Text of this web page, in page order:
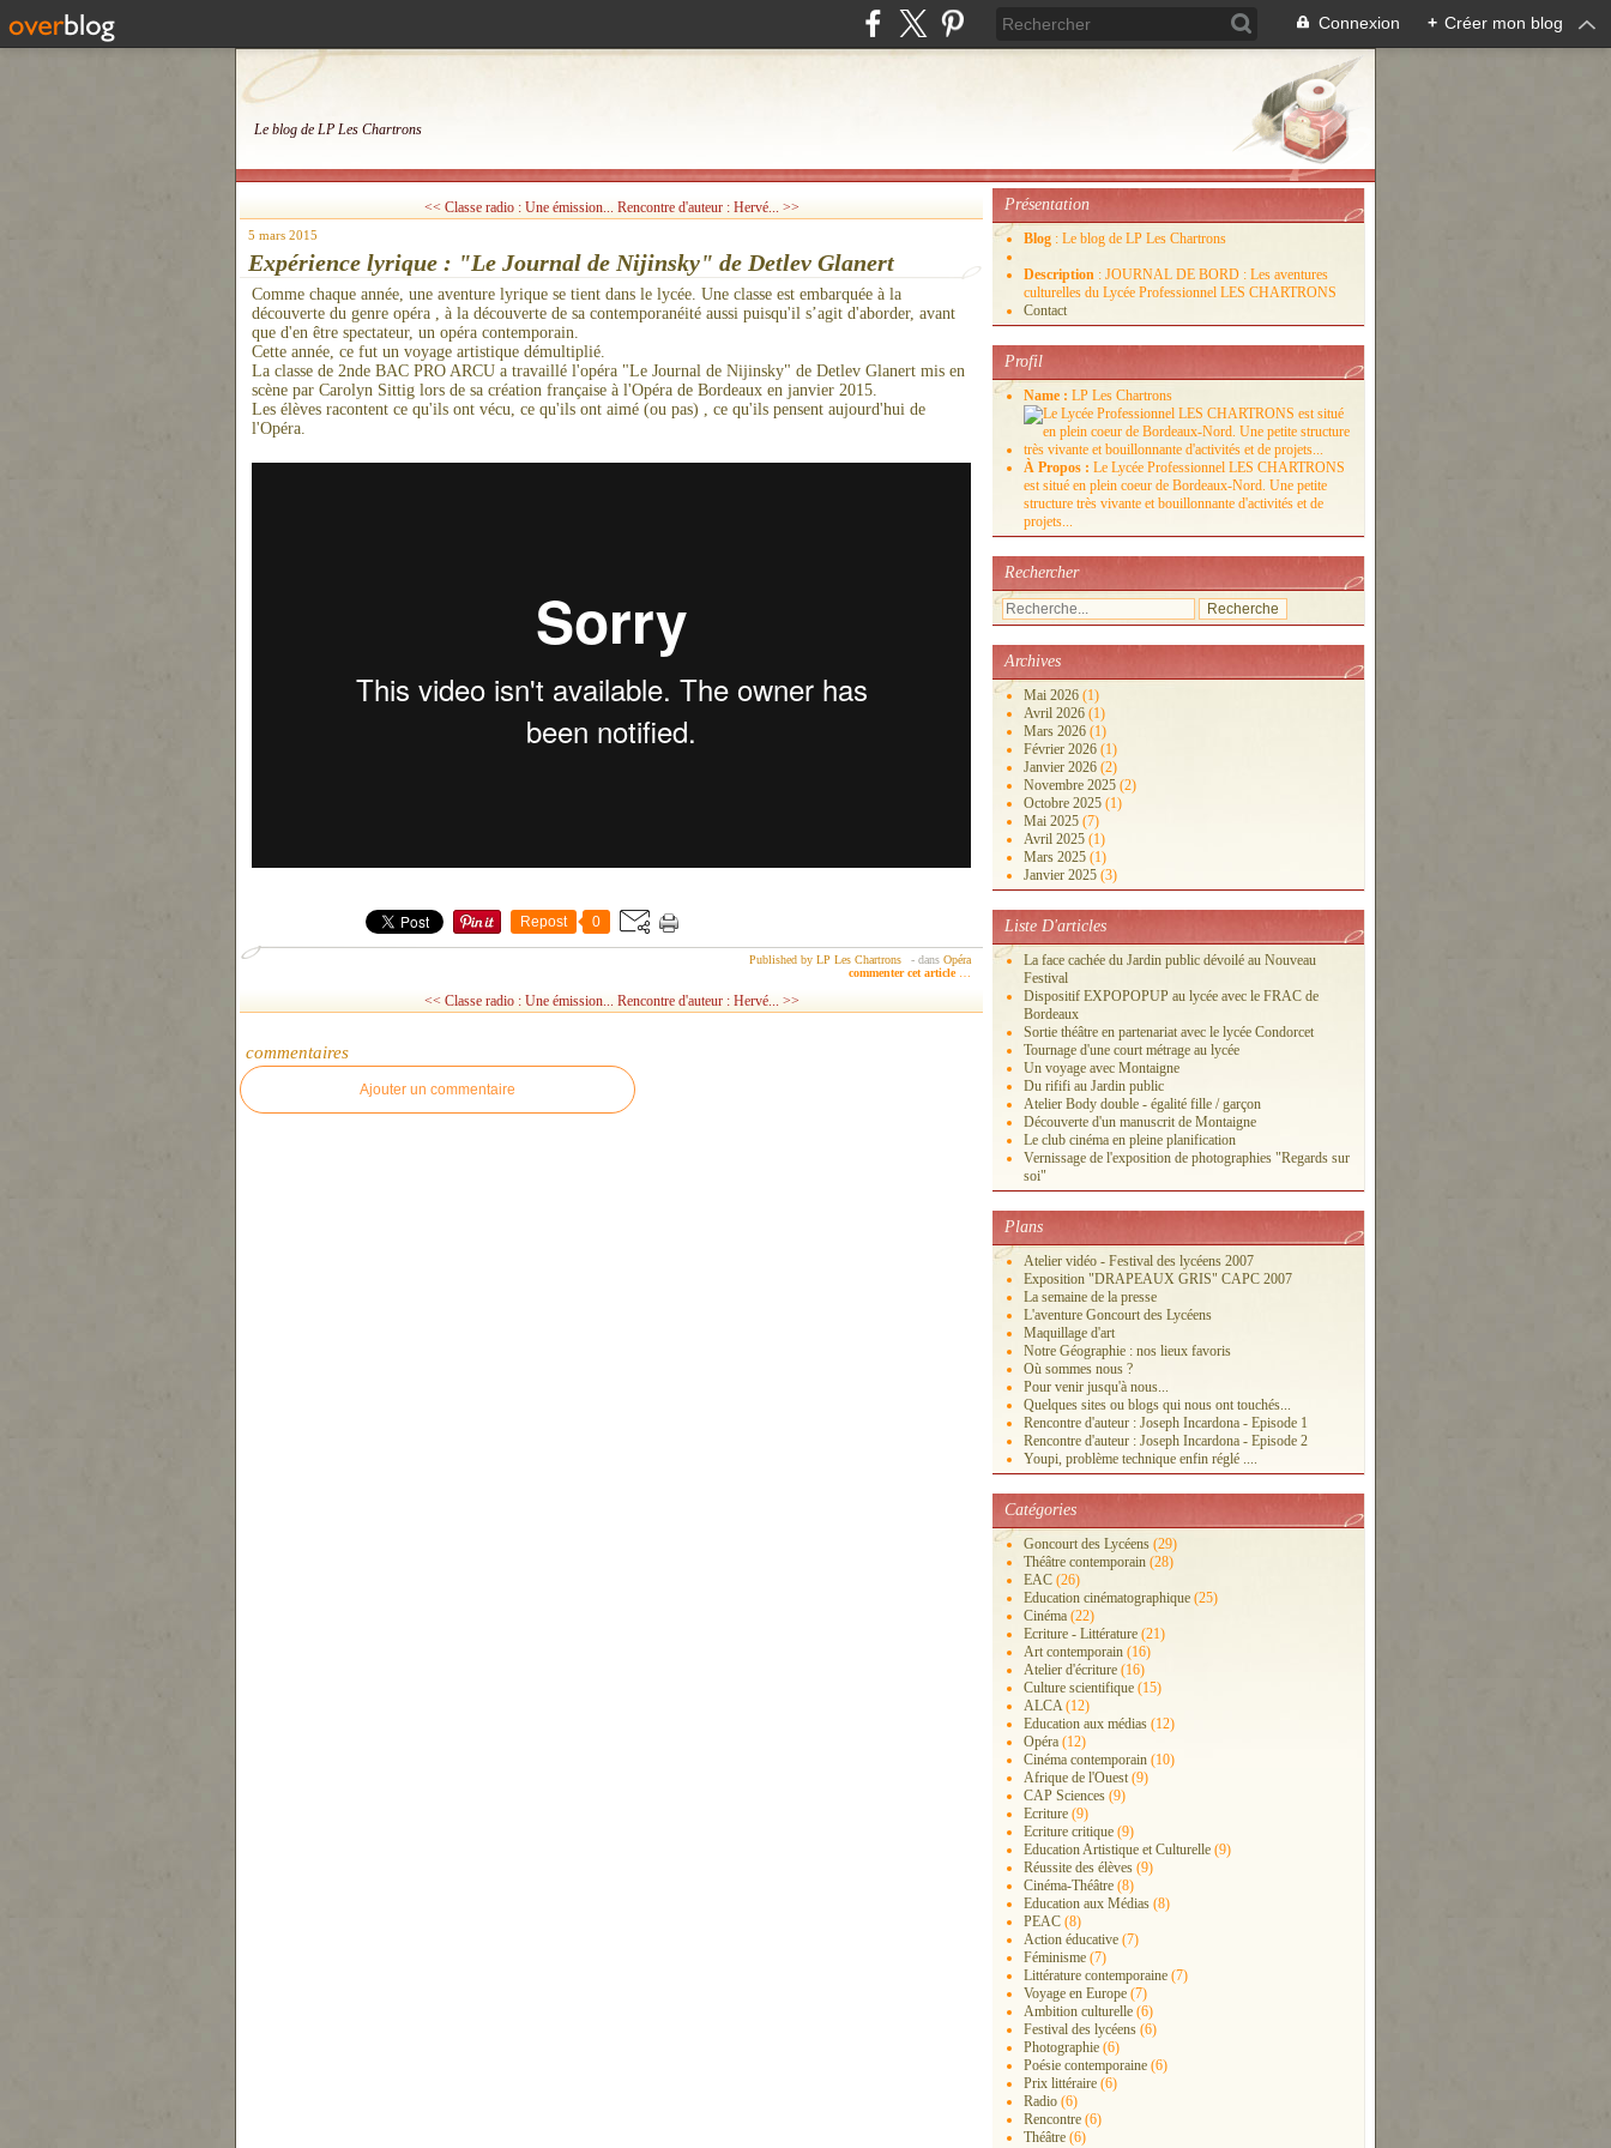
Connexion + Créer mon blog
Le blog de LP Les Chartrons
<< Classe radio : Une émission... Rencontre d'auteur : Hervé... >>
5 mars 2015
Expérience lyrique : "Le Journal de Nijinsky" de Detlev Glanert
Comme chaque année, une aventure lyrique se tient dans le lycée. Une classe est embarquée à la
découverte du genre opéra , à la découverte de sa contemporanéité aussi puisqu'il s’agit d'aborder, avant
que d'en être spectateur, un opéra contemporain.
Cette année, ce fut un voyage artistique démultiplié.
La classe de 2nde BAC PRO ARCU a travaillé l'opéra "Le Journal de Nijinsky" de Detlev Glanert mis en
scène par Carolyn Sittig lors de sa création française à l'Opéra de Bordeaux en janvier 2015.
Les élèves racontent ce qu'ils ont vécu, ce qu'ils ont aimé (ou pas) , ce qu'ils pensent aujourd'hui de
l'Opéra.
Repost 0
Published by LP Les Chartrons - dans Opéra
commenter cet article
<< Classe radio : Une émission... Rencontre d'auteur : Hervé... >>
commentaires
Ajouter un commentaire
Présentation
Blog : Le blog de LP Les Chartrons
Description : JOURNAL DE BORD : Les aventures
culturelles du Lycée Professionnel LES CHARTRONS
Contact
Profil
Name : LP Les Chartrons
À Propos : Le Lycée Professionnel LES CHARTRONS
est situé en plein coeur de Bordeaux-Nord. Une petite
structure très vivante et bouillonnante d'activités et de
projets...
Rechercher
Archives
Mai 2026 (1)
Avril 2026 (1)
Mars 2026 (1)
Février 2026 (1)
Janvier 2026 (2)
Novembre 2025 (2)
Octobre 2025 (1)
Mai 2025 (7)
Avril 2025 (1)
Mars 2025 (1)
Janvier 2025 (3)
Liste D'articles
La face cachée du Jardin public dévoilé au Nouveau
Festival
Dispositif EXPOPOPUP au lycée avec le FRAC de
Bordeaux
Sortie théâtre en partenariat avec le lycée Condorcet
Tournage d'une court métrage au lycée
Un voyage avec Montaigne
Du rififi au Jardin public
Atelier Body double - égalité fille / garçon
Découverte d'un manuscrit de Montaigne
Le club cinéma en pleine planification
Vernissage de l'exposition de photographies "Regards sur
soi"
Plans
Atelier vidéo - Festival des lycéens 2007
Exposition "DRAPEAUX GRIS" CAPC 2007
La semaine de la presse
L'aventure Goncourt des Lycéens
Maquillage d'art
Notre Géographie : nos lieux favoris
Où sommes nous ?
Pour venir jusqu'à nous...
Quelques sites ou blogs qui nous ont touchés...
Rencontre d'auteur : Joseph Incardona - Episode 1
Rencontre d'auteur : Joseph Incardona - Episode 2
Youpi, problème technique enfin réglé ....
Catégories
Goncourt des Lycéens (29)
Théâtre contemporain (28)
EAC (26)
Education cinématographique (25)
Cinéma (22)
Ecriture - Littérature (21)
Art contemporain (16)
Atelier d'écriture (16)
Culture scientifique (15)
ALCA(12)
Education aux médias (12)
Opéra (12)
Cinéma contemporain (10)
Afrique de l'Ouest (9)
CAP Sciences (9)
Ecriture (9)
Ecriture critique (9)
Education Artistique et Culturelle (9)
Réussite des élèves (9)
Cinéma-Théâtre (8)
Education aux Médias (8)
PEAC (8)
Action éducative (7)
Féminisme (7)
Littérature contemporaine (7)
Voyage en Europe (7)
Ambition culturelle (6)
Festival des lycéens (6)
Photographie (6)
Poésie contemporaine (6)
Prix littéraire (6)
Radio (6)
Rencontre (6)
Théâtre (6)